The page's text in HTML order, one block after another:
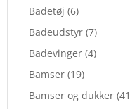
Badetøj (6)
Badeudstyr (7)
Badevinger (4)
Bamser (19)
Bamser og dukker